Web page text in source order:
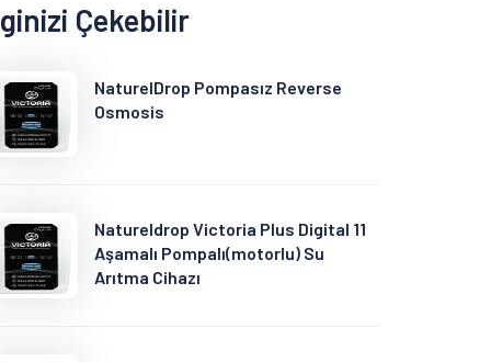
Çekebilir
NaturelDrop Pompasız Reverse
Osmosis
Natureldrop Victoria Plus Digital 11
Aşamalı Pompalı(motorlu) Su
Arıtma Cihazı